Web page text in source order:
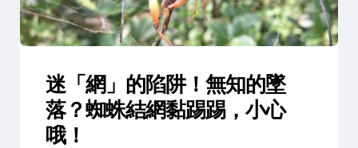
迷「網」的陷阱！無知的墜
落？蜘蛛結網黏踢踢，小心
哦！